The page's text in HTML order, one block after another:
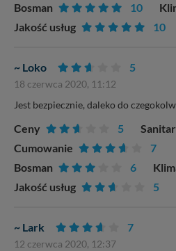
Bosman
10
Jakość usług
10
~ Loko 5
18 czerwca 2020, 11:12
Jest bezpiecznie, daleko do
Ceny 5
Cumowanie
7
Bosman
6
Jakość usług
5
~ Lark 7
12 czerwca 2020, 12:37